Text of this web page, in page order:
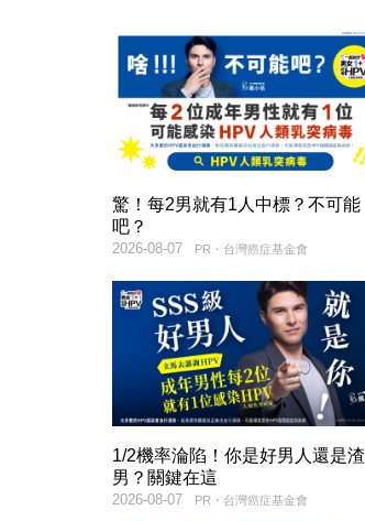
驚！每2男就有1人中標？不可能
吧？
PR・台灣癌症基金會
2026-08-07
1/2機率淪陷！你是好男人還是渣
男？關鍵在這
PR・台灣癌症基金會
2026-08-07